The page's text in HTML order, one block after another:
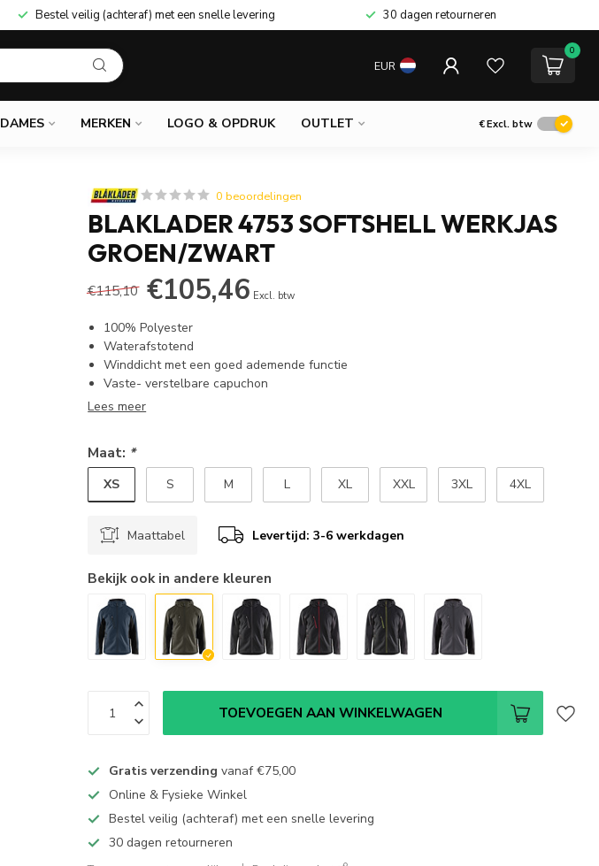
Bestel veilig (achteraf) met een snelle levering 30 dagen retourneren
EUR
0
DAMES MERKEN LOGO & OPDRUK OUTLET €Excl. btw
0 beoordelingen
BLAKLADER 4753 SOFTSHELL WERKJAS
GROEN/ZWART
€115,10 €105,46 Excl. btw
100% Polyester
Waterafstotend
Winddicht met een goed ademende functie
Vaste- verstelbare capuchon
Lees meer
Maat: *
XS S M L XL XXL 3XL 4XL
Maattabel Levertijd: 3-6 werkdagen
Bekijk ook in andere kleuren
TOEVOEGEN AAN WINKELWAGEN
Gratis verzending vanaf€75,00
Online & Fysieke Winkel
Bestel veilig (achteraf) met een snelle levering
30 dagen retourneren